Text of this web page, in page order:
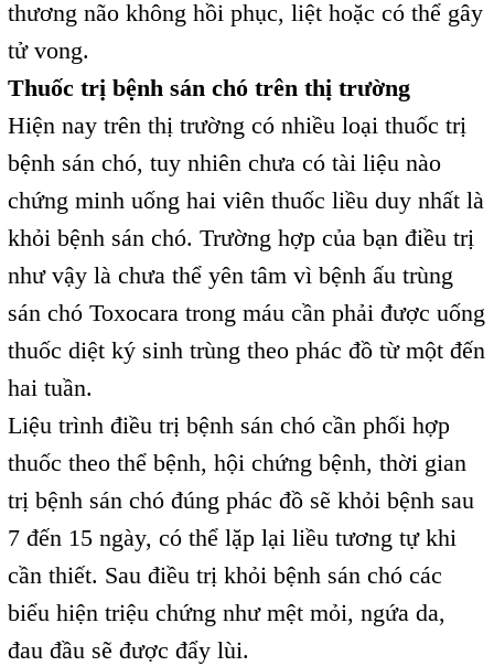
thương não không hồi phục, liệt hoặc có thể gây
tử vong.
Thuốc trị bệnh sán chó trên thị trường
Hiện nay trên thị trường có nhiều loại thuốc trị
bệnh sán chó, tuy nhiên chưa có tài liệu nào
chứng minh uống hai viên thuốc liều duy nhất là
khỏi bệnh sán chó. Trường hợp của bạn điều trị
như vậy là chưa thể yên tâm vì bệnh ấu trùng
sán chó Toxocara trong máu cần phải được uống
thuốc diệt ký sinh trùng theo phác đồ từ một đến
hai tuần.
Liệu trình điều trị bệnh sán chó cần phối hợp
thuốc theo thể bệnh, hội chứng bệnh, thời gian
trị bệnh sán chó đúng phác đồ sẽ khỏi bệnh sau
7 đến 15 ngày, có thể lặp lại liều tương tự khi
cần thiết. Sau điều trị khỏi bệnh sán chó các
biểu hiện triệu chứng như mệt mỏi, ngứa da,
đau đầu sẽ được đẩy lùi.